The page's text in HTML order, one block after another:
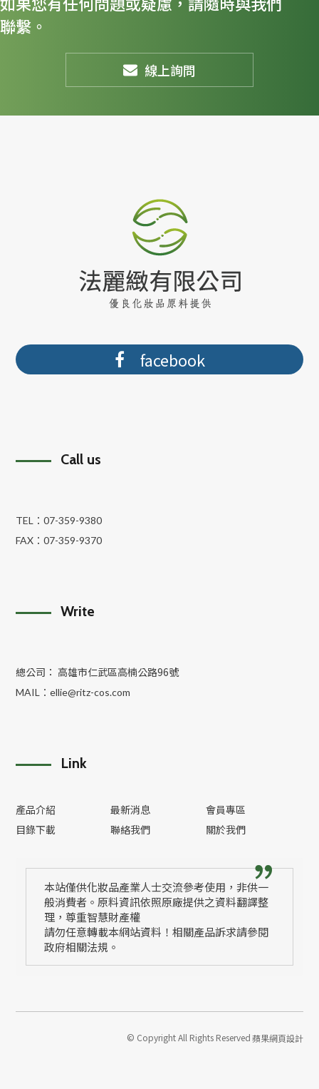
聯繫。
線上詢問
facebook
Call us
TEL：07-359-9380
FAX：07-359-9370
Write
總公司： 高雄市仁武區高楠公路96號
MAIL：ellie@ritz-cos.com
Link
產品介紹 最新消息
會員專區
目錄下載
聯絡我們 關於我們
本站僅供化妝品產業人士交流參考使用，非供一
般消費者。原料資訊依照原廠提供之資料翻譯整
理，尊重智慧財產權
請勿任意轉載本網站資料！相關產品訴求請參閱
政府相關法規。
© Copyright All Rights Reserved蘋果網頁設計